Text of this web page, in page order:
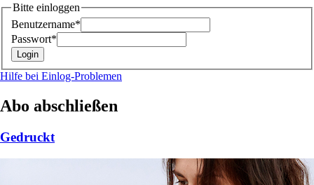
Bitte einloggen
Benutzername*
Passwort*
Hilfe bei Einlog-Problemen
Abo abschließen
Gedruckt